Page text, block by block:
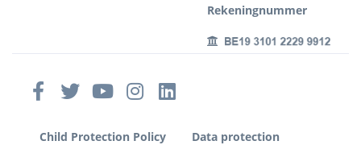
Rekeningnummer
Child Protection Policy
Data protection